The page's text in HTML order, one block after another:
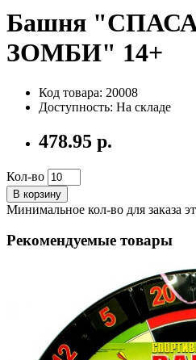
Башня
ЗОМБИ" 14+
Код товара: 20008
Доступность: На складе
478.95 р.
Кол-во
В корзину
Минимальное кол-во для заказа
Рекомендуемые товары